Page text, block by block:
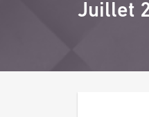
Juillet